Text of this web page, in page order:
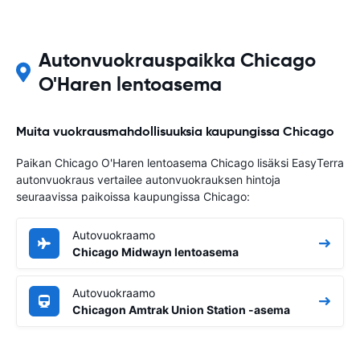
Autonvuokrauspaikka Chicago
O'Haren lentoasema
Muita vuokrausmahdollisuuksia kaupungissa Chicago
Paikan Chicago O'Haren lentoasema Chicago lisäksi EasyTerra
autonvuokraus vertailee autonvuokrauksen hintoja
seuraavissa paikoissa kaupungissa Chicago:
Autovuokraamo
Chicago Midwayn lentoasema
Autovuokraamo
Chicagon Amtrak Union Station -asema